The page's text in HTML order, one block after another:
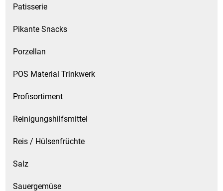
Patisserie
Pikante Snacks
Porzellan
POS Material Trinkwerk
Profisortiment
Reinigungshilfsmittel
Reis / Hülsenfrüchte
Salz
Sauergemüse